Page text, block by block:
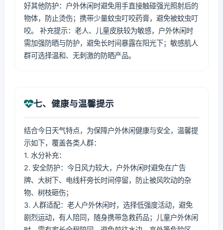
好其他防护：户外休闲时避免用手直接触碰强光照射后的
物体，防止烫伤；携带少量蚊虫叮咬药膏，避免被蚊虫叮
咬。 补充提示：老人、儿童皮肤较为敏感，户外休闲时
需加强防晒与防护，避免长时间暴露在阳光下；敏感肌人
群可选择温和、无刺激的防晒产品。
七、健康与温馨提示
结合今日天气特点，为保障户外休闲健康与安全，温馨提
示如下，覆盖各类人群：
1. 水分补充：
2. 安全防护：今日风力较大，户外休闲时避免在广告
牌、大树下、电线杆旁长时间停留，防止被风吹动的杂
物、树枝砸伤；
3. 人群适配：老人户外休闲时，选择低强度活动，避免
剧烈运动，有人陪同，随身携带急救药品；儿童户外休闲